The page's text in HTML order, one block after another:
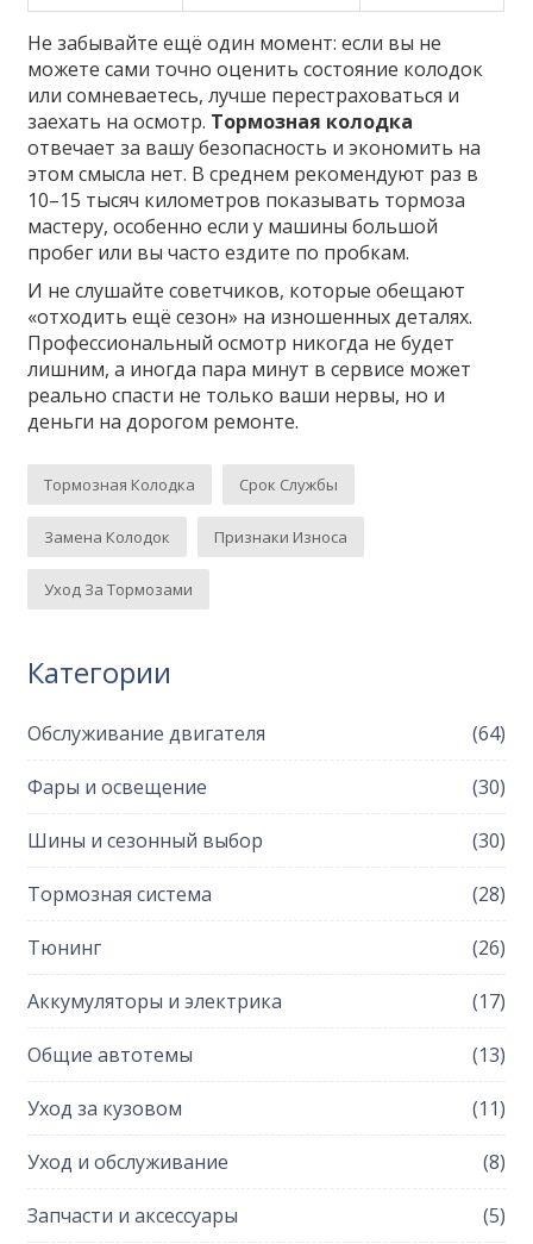
Не забывайте ещё один момент: если вы не
можете сами точно оценить состояние колодок
или сомневаетесь, лучше перестраховаться и
заехать на осмотр. Тормозная колодка
отвечает за вашу безопасность и экономить на
этом смысла нет. В среднем рекомендуют раз в
10–15 тысяч километров показывать тормоза
мастеру, особенно если у машины большой
пробег или вы часто ездите по пробкам.
И не слушайте советчиков, которые обещают
«отходить ещё сезон» на изношенных деталях.
Профессиональный осмотр никогда не будет
лишним, а иногда пара минут в сервисе может
реально спасти не только ваши нервы, но и
деньги на дорогом ремонте.
Тормозная Колодка Срок Службы
Замена Колодок Признаки Износа
Уход За Тормозами
Категории
Обслуживание двигателя (64)
Фары и освещение (30)
Шины и сезонный выбор (30)
Тормозная система (28)
Тюнинг (26)
Аккумуляторы и электрика (17)
Общие автотемы (13)
Уход за кузовом (11)
Уход и обслуживание (8)
Запчасти и аксессуары (5)